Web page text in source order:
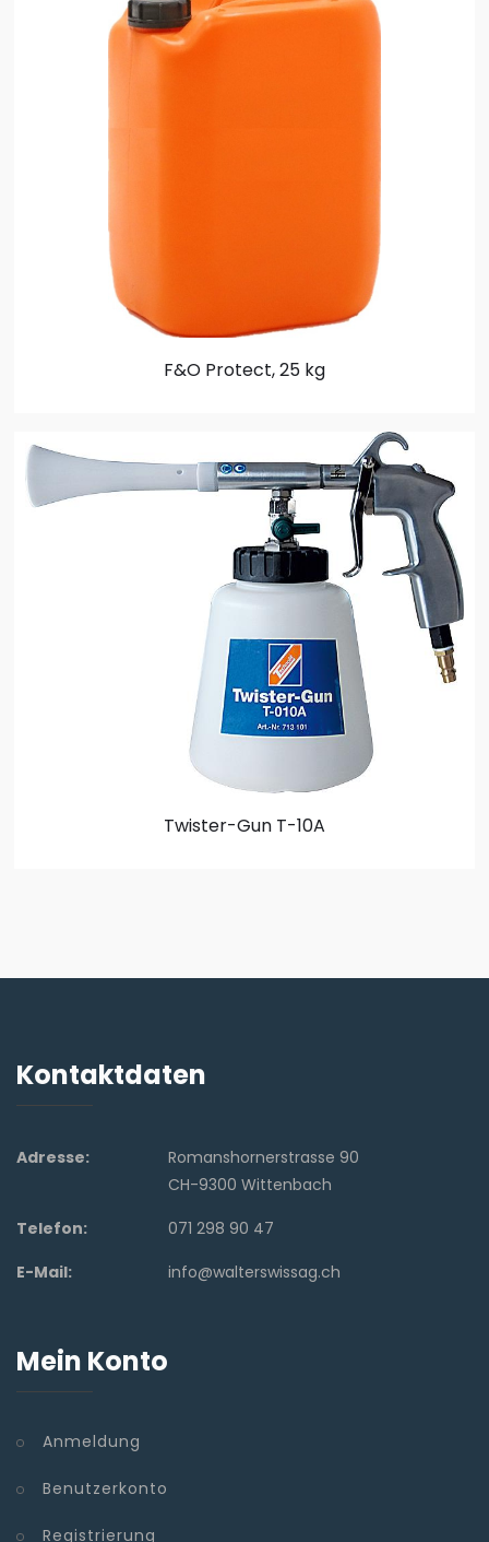
F&O Protect, 25 kg
Twister-Gun T-10A
Kontaktdaten
Adresse:
Romanshornerstrasse 90
CH-9300 Wittenbach
Telefon:
071 298 90 47
E-Mail:
info@walterswissag.ch
Mein Konto
Anmeldung
Benutzerkonto
Registrierung